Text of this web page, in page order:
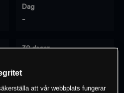
Dag
-
30 dagar
att vår webbplats fungerar